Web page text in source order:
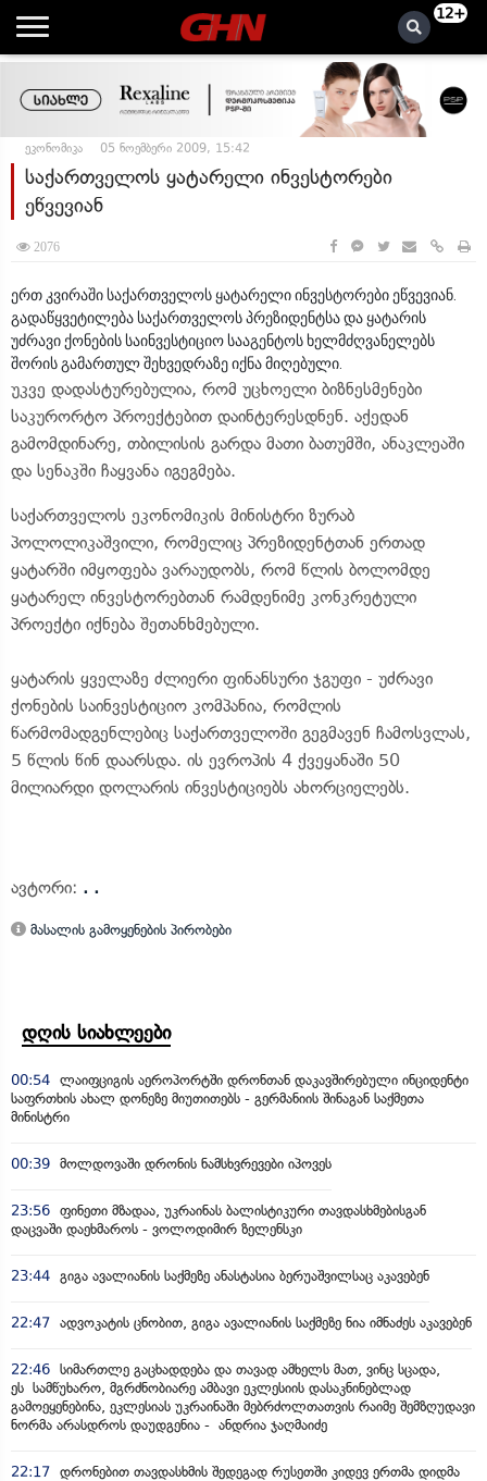
12+
ეკონომიკა 05 ნოემბერი 2009, 15:42
საქართველოს ყატარელი ინვესტორები
ეწვევიან
2076
ერთ კვირაში საქართველოს ყატარელი ინვესტორები ეწვევიან.
გადაწყვეტილება საქართველოს პრეზიდენტსა და ყატარის
უძრავი ქონების საინვესტიციო სააგენტოს ხელმძღვანელებს
შორის გამართულ შეხვედრაზე იქნა მიღებული.
უკვე დადასტურებულია, რომ უცხოელი ბიზნესმენები
საკურორტო პროექტებით დაინტერესდნენ. აქედან
გამომდინარე, თბილისის გარდა მათი ბათუმში, ანაკლეაში
და სენაკში ჩაყვანა იგეგმება.
საქართველოს ეკონომიკის მინისტრი ზურაბ
პოლოლიკაშვილი, რომელიც პრეზიდენტთან ერთად
ყატარში იმყოფება ვარაუდობს, რომ წლის ბოლომდე
ყატარელ ინვესტორებთან რამდენიმე კონკრეტული
პროექტი იქნება შეთანხმებული.
ყატარის ყველაზე ძლიერი ფინანსური ჯგუფი - უძრავი
ქონების საინვესტიციო კომპანია, რომლის
წარმომადგენლებიც საქართველოში გეგმავენ ჩამოსვლას,
5 წლის წინ დაარსდა. ის ევროპის 4 ქვეყანაში 50
მილიარდი დოლარის ინვესტიციებს ახორციელებს.
ავტორი: . .
მასალის გამოყენების პირობები
დღის სიახლეები
00:54 ლაიფციგის აეროპორტში დრონთან დაკავშირებული ინციდენტი
საფრთხის ახალ დონეზე მიუთითებს - გერმანიის შინაგან საქმეთა
მინისტრი
00:39 მოლდოვაში დრონის ნამსხვრევები იპოვეს
23:56 ფინეთი მზადაა, უკრაინას ბალისტიკური თავდასხმებისგან
დაცვაში დაეხმაროს - ვოლოდიმირ ზელენსკი
23:44 გიგა ავალიანის საქმეზე ანასტასია ბერუაშვილსაც აკავებენ
22:47 ადვოკატის ცნობით, გიგა ავალიანის საქმეზე ნია იმნაძეს აკავებენ
22:46 სიმართლე გაცხადდება და თავად ამხელს მათ, ვინც სცადა,
ეს სამწუხარო, მგრძნობიარე ამბავი ეკლესიის დასაკნინებლად
გამოეყენებინა, ეკლესიას უკრაინაში მებრძოლთათვის რაიმე შემზღუდავი
ნორმა არასდროს დაუდგენია - ანდრია ჯაღმაიძე
22:17 დრონებით თავდასხმის შედეგად რუსეთში კიდევ ერთმა დიდმა